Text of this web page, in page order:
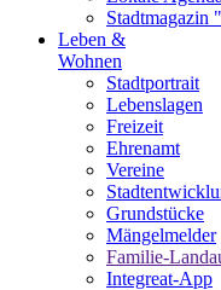
Stadtmagazin
Leben &
Wohnen
Stadtportrait
Lebenslagen
Freizeit
Ehrenamt
Vereine
Grundstücke
Mängelmelder
Familie-
Integreat-App